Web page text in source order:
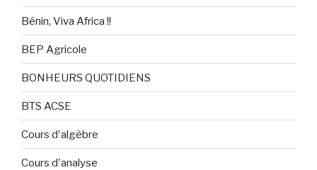
Bénin, Viva Africa !!
BEP Agricole
BONHEURS QUOTIDIENS
BTS ACSE
Cours d'algèbre
Cours d'analyse